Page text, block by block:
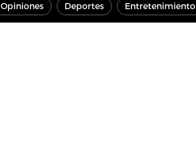
Opiniones Deportes Entretenimiento